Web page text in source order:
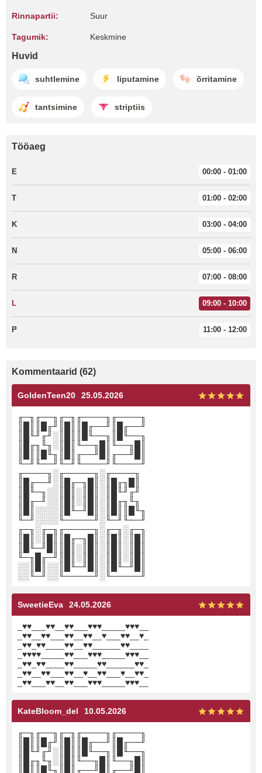
Rinnapartii: Suur
Tagumik: Keskmine
Huvid
suhtlemine liputamine õrritamine
tantsimine striptiis
Tööaeg
E 00:00 - 01:00
T 01:00 - 02:00
K 03:00 - 04:00
N 05:00 - 06:00
R 07:00 - 08:00
L 09:00 - 10:00
P 11:00 - 12:00
Kommentaarid (62)
GoldenTeen20 25.05.2026
╓─╖╓──╖╓─╖╓────╖╓────╖
║█║║█╓╜║█║║█╓──╜║█╓──╜
║█╙╜╓╜░║█║║█╙──╖║█╙──╖
║█╓╖╙╖░║█║╙──╖█║╙──╖█║
║█║║█╙╖║█║╓──╜█║╓──╜█║
╙─╜╙──╜╙─╜╙────╜╙────╜
╓────╖░╓─────╖░╓────╖
║█╓──╜░║█╓─╖█║░║█╓╖█║
║█╙─╖░░║█║░║█║░║█╙╜╓╜
║█╓─╜░░║█║░║█║░║█╓╖╙╖
║█║░░░░║█╙─╜█║░║█║║█╙╖
╙─╜░░░░╙─────╜░╙─╜╙──╜
╓─╖░╓─╖╓─────╖░╓─╖░╓─╖
║█║░║█║║█╓─╖█║░║█║░║█║
║█╙─╜█║║█║░║█║░║█║░║█║
╙─╖█╓─╜║█║░║█║░║█║░║█║
░░║█║░░║█╙─╜█║░║█╙─╜█║
░░╙─╜░░╙─────╜░╙─────╜
SweetieEva 24.05.2026
_♥♥___♥♥__♥♥___♥♥♥_____♥♥♥__
_♥♥__♥♥___♥♥__♥♥__♥___♥♥__♥_
_♥♥_♥♥____♥♥__♥♥______♥♥____
_♥♥♥♥_____♥♥___♥♥♥_____♥♥♥__
_♥♥_♥♥____♥♥_____♥♥______♥♥_
_♥♥__♥♥___♥♥__♥__♥♥___♥__♥♥_
_♥♥___♥♥__♥♥___♥♥♥_____♥♥♥__
KateBloom_del 10.05.2026
╓─╖╓──╖╓─╖╓────╖╓────╖
║█║║█╓╜║█║║█╓──╜║█╓──╜
║█╙╜╓╜░║█║║█╙──╖║█╙──╖
║█╓╖╙╖░║█║╙──╖█║╙──╖█║
║█║║█╙╖║█║╓──╜█║╓──╜█║